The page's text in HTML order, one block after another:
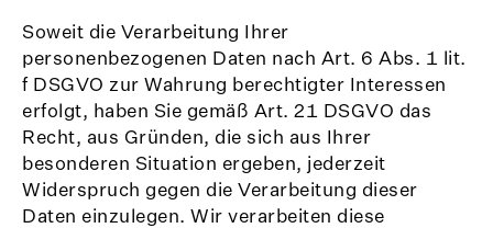
Soweit die Verarbeitung Ihrer
personenbezogenen Daten nach Art. 6 Abs. 1 lit.
f DSGVO zur Wahrung berechtigter Interessen
erfolgt, haben Sie gemäß Art. 21 DSGVO das
Recht, aus Gründen, die sich aus Ihrer
besonderen Situation ergeben, jederzeit
Widerspruch gegen die Verarbeitung dieser
Daten einzulegen. Wir verarbeiten diese